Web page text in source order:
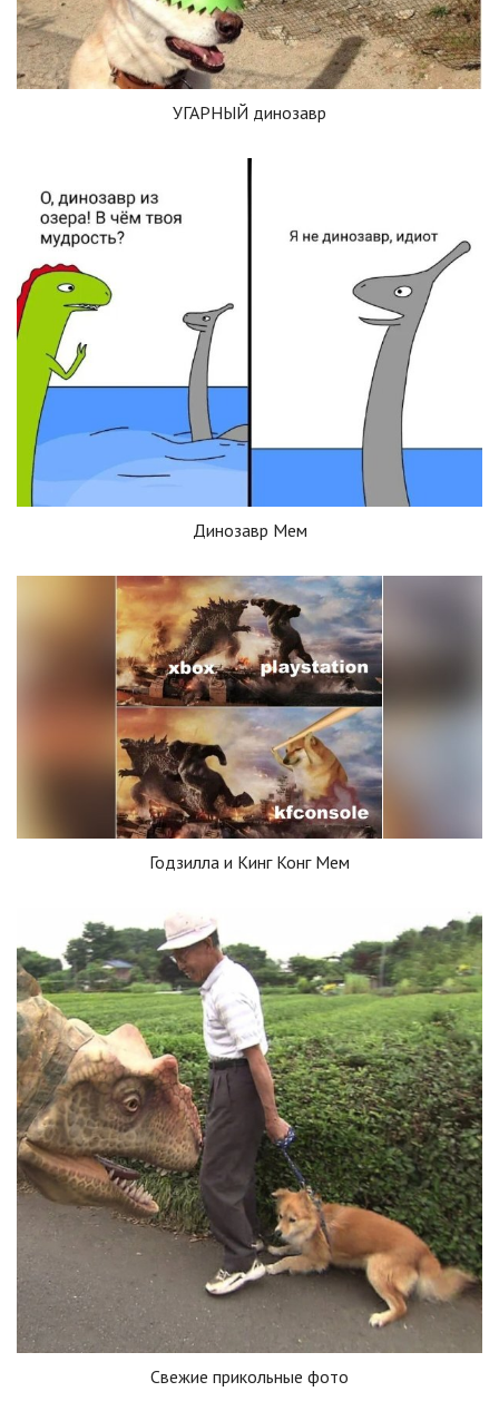
УГАРНЫЙ динозавр
Динозавр Мем
Годзилла и Кинг Конг Мем
Свежие прикольные фото